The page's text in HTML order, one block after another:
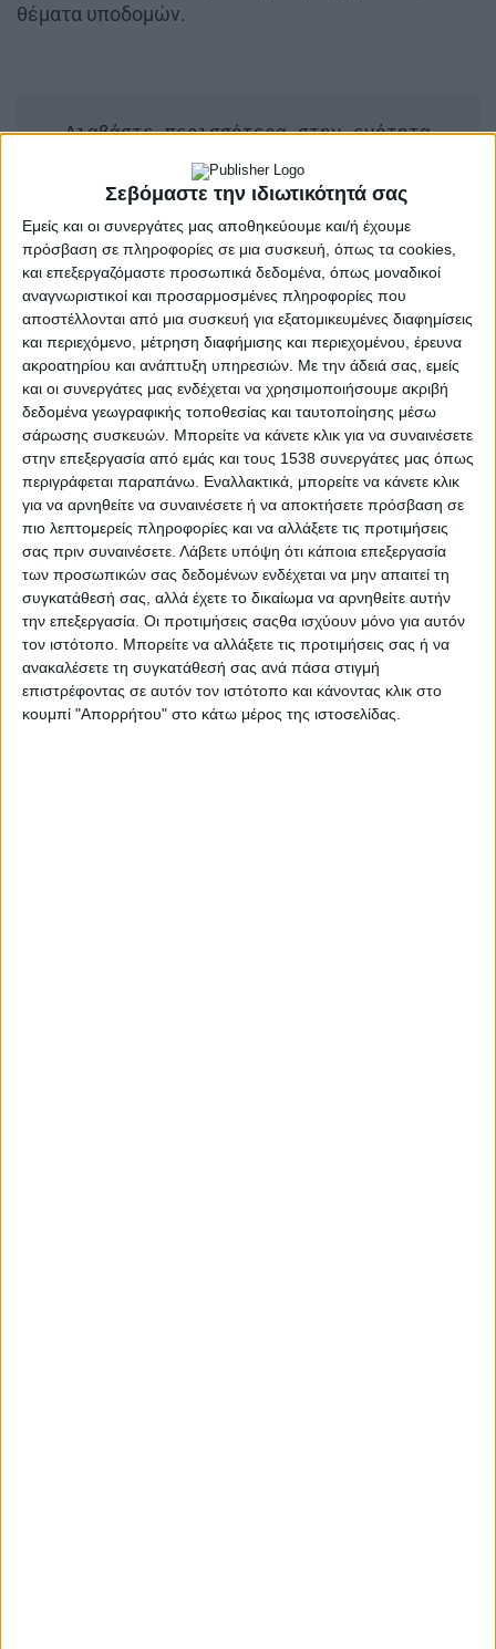
Σεβόμαστε την ιδιωτικότητά σας
Εμείς και οι συνεργάτες μας αποθηκεύουμε και/ή έχουμε
πρόσβαση σε πληροφορίες σε μια συσκευή, όπως τα cookies,
και επεξεργαζόμαστε προσωπικά δεδομένα, όπως μοναδικοί
αναγνωριστικοί και προσαρμοσμένες πληροφορίες που
αποστέλλονται από μια συσκευή για εξατομικευμένες διαφημίσεις
και περιεχόμενο, μέτρηση διαφήμισης και περιεχομένου, έρευνα
ακροατηρίου και ανάπτυξη υπηρεσιών. Με την άδειά σας, εμείς
και οι συνεργάτες μας ενδέχεται να χρησιμοποιήσουμε ακριβή
δεδομένα γεωγραφικής τοποθεσίας και ταυτοποίησης μέσω
σάρωσης συσκευών. Μπορείτε να κάνετε κλικ για να συναινέσετε
στην επεξεργασία από εμάς και τους 1538 συνεργάτες μας όπως
περιγράφεται παραπάνω. Εναλλακτικά, μπορείτε να κάνετε κλικ
για να αρνηθείτε να συναινέσετε ή να αποκτήσετε πρόσβαση σε
πιο λεπτομερείς πληροφορίες και να αλλάξετε τις προτιμήσεις
σας πριν συναινέσετε. Λάβετε υπόψη ότι κάποια επεξεργασία
των προσωπικών σας δεδομένων ενδέχεται να μην απαιτεί τη
συγκατάθεσή σας, αλλά έχετε το δικαίωμα να αρνηθείτε αυτήν
την επεξεργασία. Οι προτιμήσεις σαςθα ισχύουν μόνο για αυτόν
τον ιστότοπο. Μπορείτε να αλλάξετε τις προτιμήσεις σας ή να
ανακαλέσετε τη συγκατάθεσή σας ανά πάσα στιγμή
επιστρέφοντας σε αυτόν τον ιστότοπο και κάνοντας κλικ στο
κουμπί "Απορρήτου" στο κάτω μέρος της ιστοσελίδας.
θέματα υποδομών.
Διαβάστε περισσότερα στην ενότητα
με click στο Posted in
ΚΟΙΝΟΠΟΊΗΣΗ
TagsΔήμος Θέρμου
Μπορεί επίσης να σας αρέσουν
POSTED
IN
ΑΙΤ/ΝΊΑ
Η Λίμνη Κρεμαστών αποκτά φεστιβάλ